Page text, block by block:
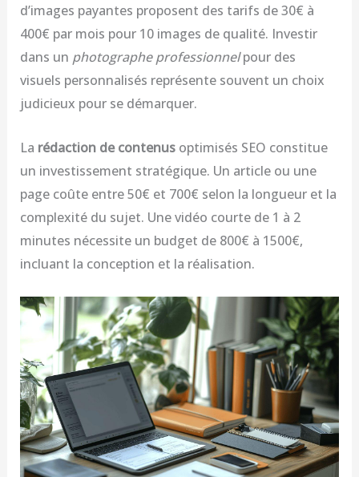
d’images payantes proposent des tarifs de 30€ à
400€ par mois pour 10 images de qualité. Investir
dans un photographe professionnelpour des
visuels personnalisés représente souvent un choix
judicieux pour se démarquer.
La rédaction de contenusoptimisés SEO constitue
un investissement stratégique. Un article ou une
page coûte entre 50€ et 700€ selon la longueur et la
complexité du sujet. Une vidéo courte de 1 à 2
minutes nécessite un budget de 800€ à 1500€,
incluant la conception et la réalisation.